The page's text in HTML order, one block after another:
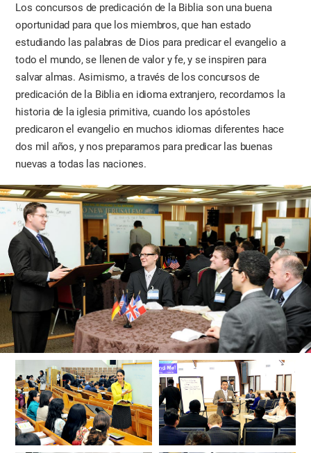
Los concursos de predicación de la Biblia son una buena
oportunidad para que los miembros, que han estado
estudiando las palabras de Dios para predicar el evangelio a
todo el mundo, se llenen de valor y fe, y se inspiren para
salvar almas. Asimismo, a través de los concursos de
predicación de la Biblia en idioma extranjero, recordamos la
historia de la iglesia primitiva, cuando los apóstoles
predicaron el evangelio en muchos idiomas diferentes hace
dos mil años, y nos preparamos para predicar las buenas
nuevas a todas las naciones.